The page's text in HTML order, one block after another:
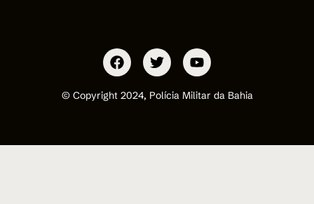
© Copyright 2024, Polícia Militar da Bahia